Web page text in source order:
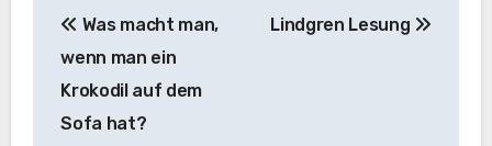
Was macht man,
wenn man ein
Krokodil auf dem
Sofa hat?
Lindgren Lesung